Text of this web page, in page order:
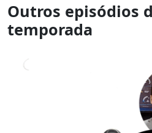
Outros episódios
temporada